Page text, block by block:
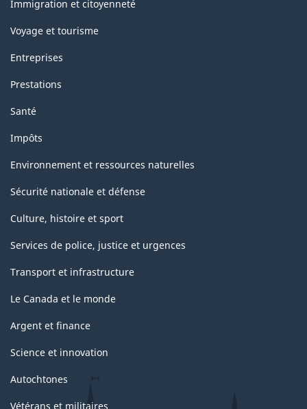
Immigration et citoyenneté
Voyage et tourisme
Entreprises
Prestations
Santé
Impôts
Environnement et ressources naturelles
Sécurité nationale et défense
Culture, histoire et sport
Services de police, justice et urgences
Transport et infrastructure
Le Canada et le monde
Argent et finance
Science et innovation
Autochtones
Vétérans et militaires